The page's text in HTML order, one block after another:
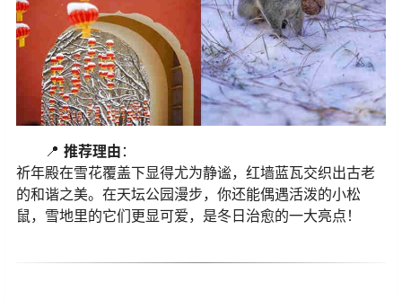
📍 推荐理由 ：
祈年殿在雪花覆盖下显得尤为静谧，红墙蓝瓦交织出古老
的和谐之美。在天坛公园漫步，你还能偶遇活泼的小松
鼠，雪地里的它们更显可爱，是冬日治愈的一大亮点！